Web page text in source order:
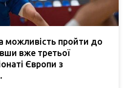
можливість пройти до
вже третьої
Європи з